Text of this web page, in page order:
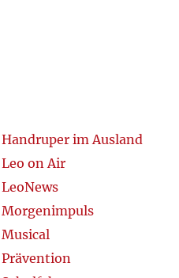
Handruper im Ausland
Leo on Air
LeoNews
Morgenimpuls
Musical
Prävention